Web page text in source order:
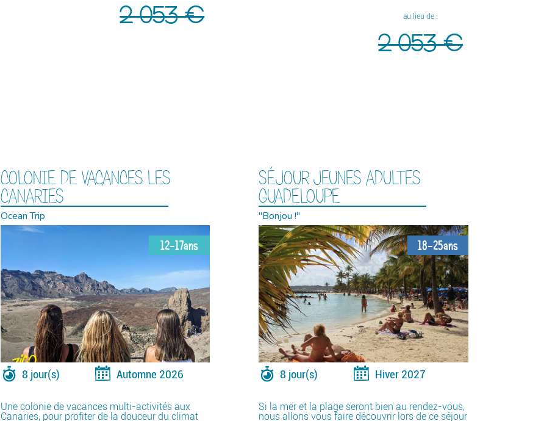
2 053 € au lieu de :
2 053 €
COLONIE DE VACANCES LES
CANARIES
Ocean Trip
12-17ans
8 jour(s) Automne 2026
Une colonie de vacances multi-activités aux
Canaries, pour profiter de la douceur du climat
SÉJOUR JEUNES ADULTES
GUADELOUPE
"Bonjou !"
18-25ans
8 jour(s) Hiver 2027
Si la mer et la plage seront bien au rendez-vous,
nous allons vous faire découvrir lors de ce séjour